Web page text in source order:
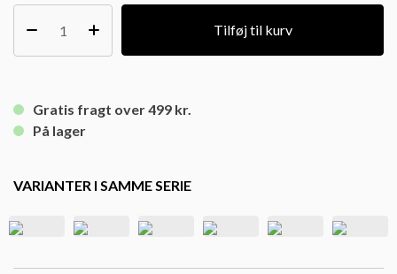
Tilføj til kurv
Gratis fragt over 499 kr.
På lager
VARIANTER I SAMME SERIE